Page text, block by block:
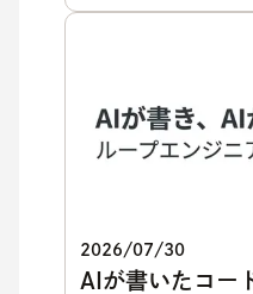
2026/07/30
AIが書いたコー